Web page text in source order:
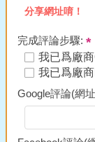
分享網址唷！
完成評論步驟:
我已爲廠
我已爲廠
Google評論(網